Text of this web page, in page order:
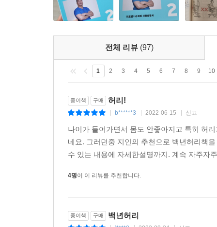
463 바지입기
464 신발신기
466 요리와 설거지
470 수면(睡眠)
474 허리 베개와 종아리 베개
476 TV시청
478 책읽기
480 큰물건들어올리기
480 작은물건줍기
488 반려 동물 돌보기
생기면 어떻게 해석하고 해결해 나 갈지, 인생의
등의 내용이 포함된다. 새로 추가된 부분이다.
12장은 깨알 같은 척추위생이다. 일상생활, 직업
전체 리뷰 (97)
1 2 3 4 5 6 7 8 9 10
종이책 구매 허리!
b******3 2022-06-15 신고
나이가 들어가면서 몸도 안좋아지고 특히 허
네요. 그러던중 지인의 추천으로 백년허리책
수 있는 내용에 자세한설명까지. 계속 자주자
4명이 이 리뷰를 추천합니다.
종이책 구매 백년허리